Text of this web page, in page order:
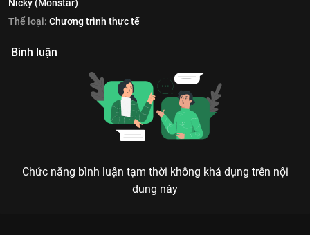
Nicky (Monstar)
Thể loại: Chương trình thực tế
Bình luận
Chức năng bình luận tạm thời không khả dụng trên nội
dung này